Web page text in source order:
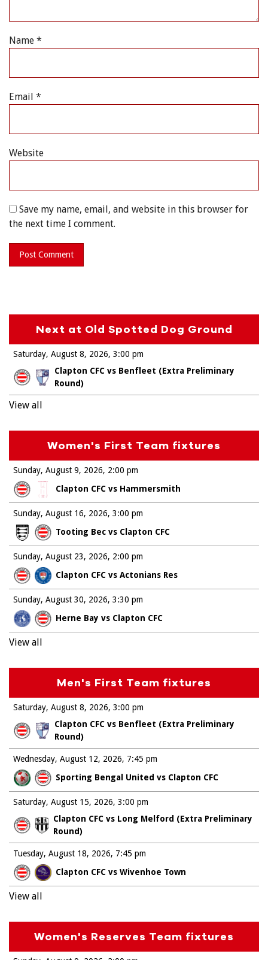
Name *
Email *
Website
Save my name, email, and website in this browser for
the next time I comment.
Next at Old Spotted Dog Ground
Saturday, August 8, 2026
Clapton CFC vs Benfleet (Extra Preliminary
Round)
3:00 pm
View all
Women's First Team fixtures
Sunday, August 9, 2026
Clapton CFC vs Hammersmith
2:00 pm
Sunday, August 16, 2026
Tooting Bec vs Clapton CFC
3:00 pm
Sunday, August 23, 2026
Clapton CFC vs Actonians Res
2:00 pm
Sunday, August 30, 2026
Herne Bay vs Clapton CFC
3:30 pm
View all
Men's First Team fixtures
Saturday, August 8, 2026
Clapton CFC vs Benfleet (Extra Preliminary
Round)
3:00 pm
Wednesday, August 12, 2026
Sporting Bengal United vs Clapton CFC
7:45 pm
Saturday, August 15, 2026
Clapton CFC vs Long Melford (Extra Preliminary
Round)
3:00 pm
Tuesday, August 18, 2026
Clapton CFC vs Wivenhoe Town
7:45 pm
View all
Women's Reserves Team fixtures